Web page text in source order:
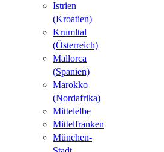
Istrien
(Kroatien)
Krumltal
(Österreich)
Mallorca
(Spanien)
Marokko
(Nordafrika)
Mittelelbe
Mittelfranken
München-